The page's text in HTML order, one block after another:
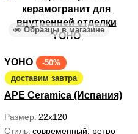
Образцы в магазине
YOHO
-50%
доставим завтра
APE Ceramica (Испания)
Размер 22x120
Стиль современный, ретро